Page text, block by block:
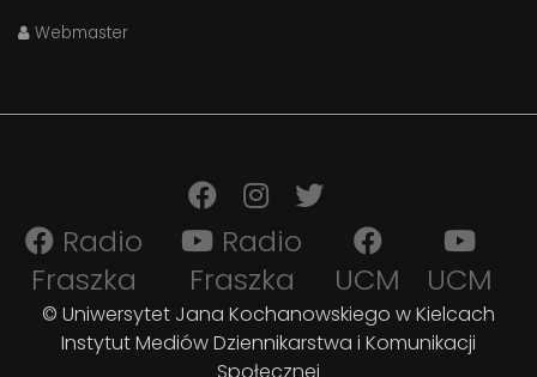
Webmaster
Radio
Fraszka
Radio
Fraszka UCM
UCM
© Uniwersytet Jana Kochanowskiego w Kielcach
Instytut Mediów Dziennikarstwa i Komunikacji
Społecznej